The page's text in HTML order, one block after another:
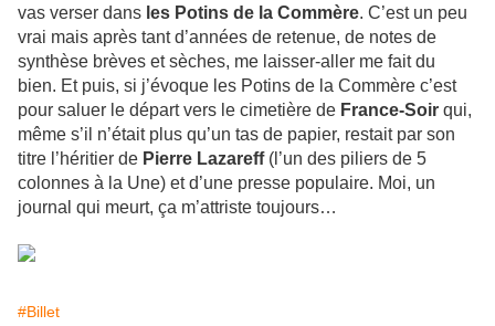
vas verser dans les Potins de la Commère. C’est un peu
vrai mais après tant d’années de retenue, de notes de
synthèse brèves et sèches, me laisser-aller me fait du
bien. Et puis, si j’évoque les Potins de la Commère c’est
pour saluer le départ vers le cimetière de France-Soir qui,
même s’il n’était plus qu’un tas de papier, restait par son
titre l’héritier de Pierre Lazareff(l’un des piliers de 5
colonnes à la Une) et d’une presse populaire. Moi, un
journal qui meurt, ça m’attriste toujours…
#Billet